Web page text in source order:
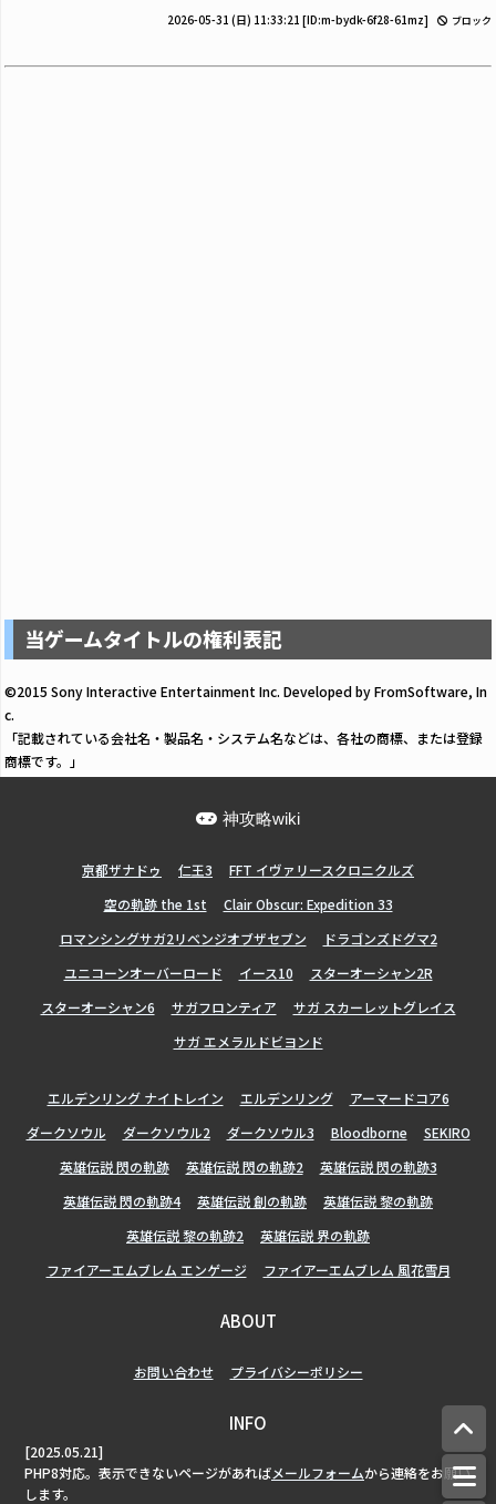
2026-05-31 (日) 11:33:21 [ID:m-bydk-6f28-61mz] ブロック
当ゲームタイトルの権利表記
©2015 Sony Interactive Entertainment Inc. Developed by FromSoftware, In
c.
「記載されている会社名・製品名・システム名などは、各社の商標、または登録
商標です。」
神攻略wiki
亰都ザナドゥ 仁王3
FFT イヴァリースクロニクルズ
空の軌跡 the 1st
Clair Obscur: Expedition 33
ロマンシングサガ2リベンジオブザセブン
ドラゴンズドグマ2
ユニコーンオーバーロード
イース10
スターオーシャン2R
スターオーシャン6
サガフロンティア
サガ スカーレットグレイス
サガ エメラルドビヨンド
エルデンリング ナイトレイン エルデンリング
アーマードコア6
ダークソウル
ダークソウル2 ダークソウル3 Bloodborne
SEKIRO
英雄伝説 閃の軌跡
英雄伝説 閃の軌跡2
英雄伝説 閃の軌跡3
英雄伝説 閃の軌跡4
英雄伝説 創の軌跡
英雄伝説 黎の軌跡
英雄伝説 黎の軌跡2
英雄伝説 界の軌跡
ファイアーエムブレム エンゲージ
ファイアーエムブレム 風花雪月
ABOUT
お問い合わせ プライバシーポリシー
INFO
[2025.05.21]
PHP8対応。表示できないページがあればメールフォームから連絡をお願い
します。